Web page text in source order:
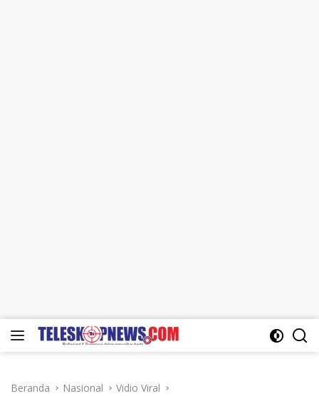
Langsung
Beranda Nasional Vidio Viral